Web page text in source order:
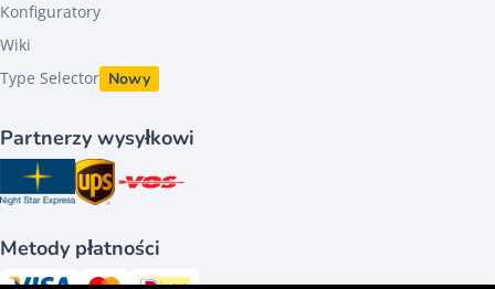
Konfiguratory
Wiki
Type Selector Nowy
Partnerzy wysyłkowi
Metody płatności